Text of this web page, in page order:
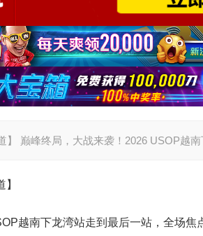
】 巅峰终局，大战来袭！2026 USOP越
】
越南下龙湾站走到最后一站，全场焦